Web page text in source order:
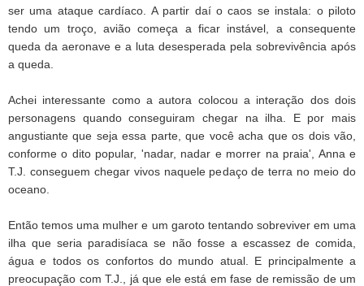
ser uma ataque cardíaco. A partir daí o caos se instala: o piloto
tendo um troço, avião começa a ficar instável, a consequente
queda da aeronave e a luta desesperada pela sobrevivência após
a queda.
Achei interessante como a autora colocou a interação dos dois
personagens quando conseguiram chegar na ilha. E por mais
angustiante que seja essa parte, que você acha que os dois vão,
conforme o dito popular, 'nadar, nadar e morrer na praia', Anna e
T.J. conseguem chegar vivos naquele pedaço de terra no meio do
oceano.
Então temos uma mulher e um garoto tentando sobreviver em uma
ilha que seria paradisíaca se não fosse a escassez de comida,
água e todos os confortos do mundo atual. E principalmente a
preocupação com T.J., já que ele está em fase de remissão de um